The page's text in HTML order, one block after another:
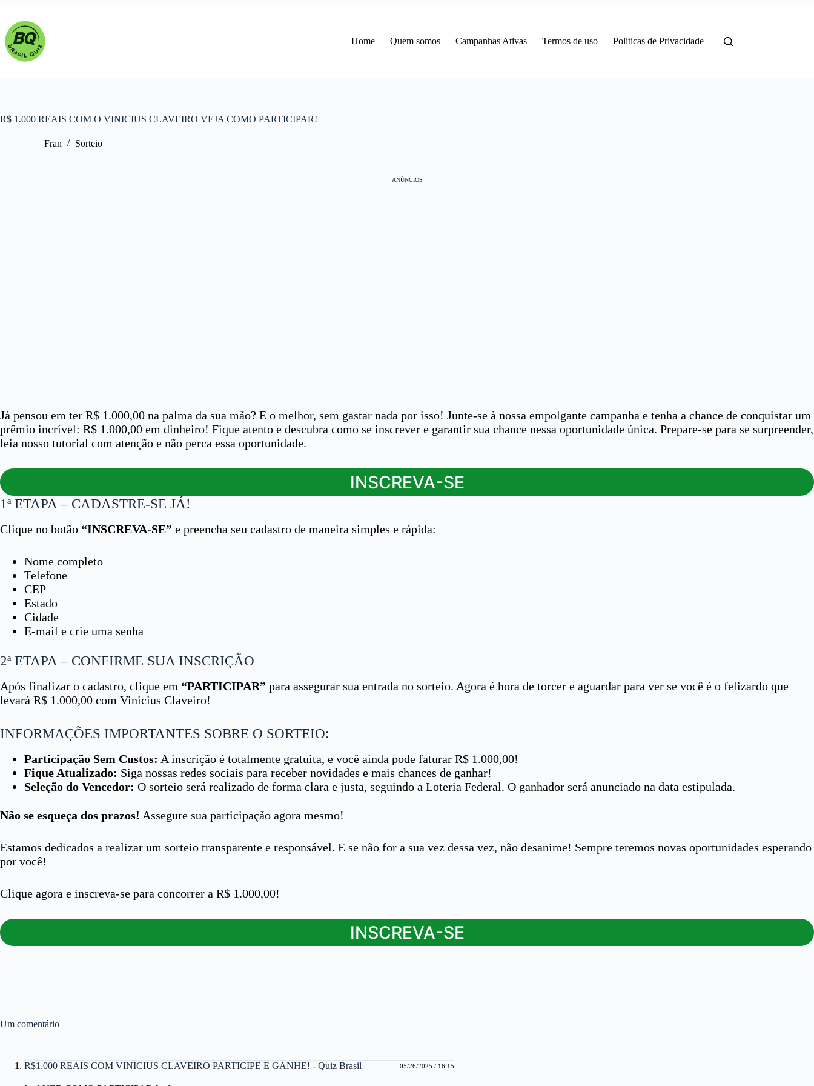
conteúdo
Home Quem somos Campanhas Ativas Termos de uso Politicas de Privacidade
R$ 1.000 REAIS COM O VINICIUS CLAVEIRO VEJA COMO PARTICIPAR!
Fran Sorteio
ANÚNCIOS
Já pensou em ter R$ 1.000,00 na palma da sua mão? E o melhor, sem gastar nada por isso! Junte-se à nossa empolgante campanha e tenha a chance de conquistar um
prêmio incrível: R$ 1.000,00 em dinheiro! Fique atento e descubra como se inscrever e garantir sua chance nessa oportunidade única. Prepare-se para se surpreender,
leia nosso tutorial com atenção e não perca essa oportunidade.
INSCREVA-SE
1ª ETAPA – CADASTRE-SE JÁ!
Clique no botão “INSCREVA-SE” e preencha seu cadastro de maneira simples e rápida:
Nome completo
Telefone
CEP
Estado
Cidade
E-mail e crie uma senha
2ª ETAPA – CONFIRME SUA INSCRIÇÃO
Após finalizar o cadastro, clique em “PARTICIPAR” para assegurar sua entrada no sorteio. Agora é hora de torcer e aguardar para ver se você é o felizardo que
levará R$ 1.000,00 com Vinicius Claveiro!
INFORMAÇÕES IMPORTANTES SOBRE O SORTEIO:
Participação Sem Custos: A inscrição é totalmente gratuita, e você ainda pode faturar R$ 1.000,00!
Fique Atualizado: Siga nossas redes sociais para receber novidades e mais chances de ganhar!
Seleção do Vencedor: O sorteio será realizado de forma clara e justa, seguindo a Loteria Federal. O ganhador será anunciado na data estipulada.
Não se esqueça dos prazos! Assegure sua participação agora mesmo!
Estamos dedicados a realizar um sorteio transparente e responsável. E se não for a sua vez dessa vez, não desanime! Sempre teremos novas oportunidades esperando
por você!
Clique agora e inscreva-se para concorrer a R$ 1.000,00!
INSCREVA-SE
Um comentário
R$1.000 REAIS COM VINICIUS CLAVEIRO PARTICIPE E GANHE! - Quiz Brasil 05/26/2025 / 16:15